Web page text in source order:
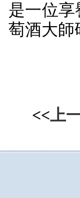
是一位
萄酒大師
<<上